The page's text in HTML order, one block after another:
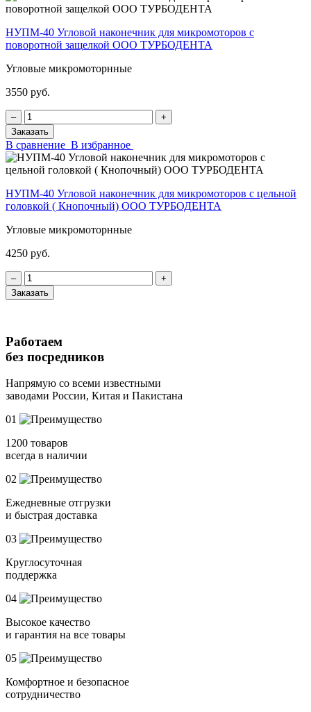
НУПМ-40 Угловой наконечник для микромоторов с
поворотной защелкой ООО ТУРБОДЕНТА
Угловые микромоторнные
3550 руб.
‒
+
Заказать
В сравнение В избранное
НУПМ-40 Угловой наконечник для микромоторов с цельной
головкой ( Кнопочный) ООО ТУРБОДЕНТА
Угловые микромоторнные
4250 руб.
‒
+
Заказать
Работаем
без посредников
Напрямую со всеми известными
заводами России, Китая и Пакистана
01
1200 товаров
всегда в наличии
02
Ежедневные отгрузки
и быстрая доставка
03
Круглосуточная
поддержка
04
Высокое качество
и гарантия на все товары
05
Комфортное и безопасное
сотрудничество